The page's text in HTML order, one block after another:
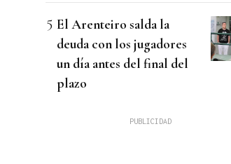
El Arenteiro salda la
deuda con los jugadores
un día antes del final del
plazo